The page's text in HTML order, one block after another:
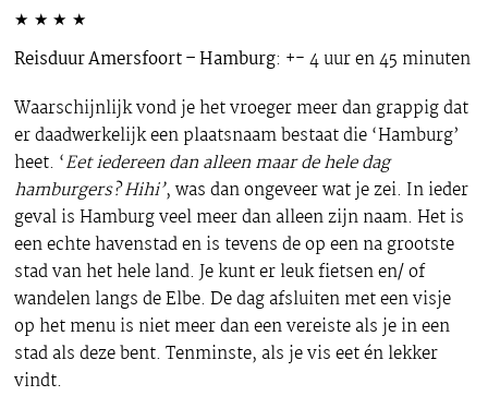
★ ★ ★ ★
Reisduur Amersfoort – Hamburg: +- 4 uur en 45 minuten
Waarschijnlijk vond je het vroeger meer dan grappig dat
er daadwerkelijk een plaatsnaam bestaat die ‘Hamburg’
heet. ‘Eet iedereen dan alleen maar de hele dag
hamburgers? Hihi’, was dan ongeveer wat je zei. In ieder
geval is Hamburg veel meer dan alleen zijn naam. Het is
een echte havenstad en is tevens de op een na grootste
stad van het hele land. Je kunt er leuk fietsen en/ of
wandelen langs de Elbe. De dag afsluiten met een visje
op het menu is niet meer dan een vereiste als je in een
stad als deze bent. Tenminste, als je vis eet én lekker
vindt.